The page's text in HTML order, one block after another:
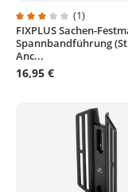
Durchschnittliche
(1)
FIXPLUS Sachen-
Spannbandführung
Anc...
16,95 €